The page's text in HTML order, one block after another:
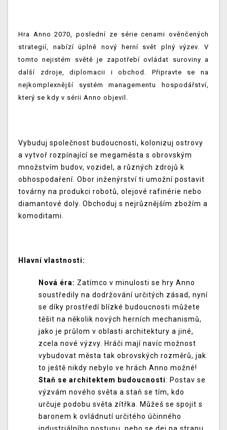
Hra Anno 2070, poslední ze série cenami ověnčených
strategií, nabízí úplně nový herní svět plný výzev. V
tomto nejistém světě je zapotřebí ovládat suroviny a
další zdroje, diplomacii i obchod. Připravte se na
nejkomplexnější systém managementu hospodářství,
který se kdy v sérii Anno objevil.
Vybuduj společnost budoucnosti, kolonizuj ostrovy
a vytvoř rozpínající se megaměsta s obrovským
množstvím budov, vozidel, a různých zdrojů k
obhospodaření. Obor inženýrství ti umožní postavit
továrny na produkci robotů, olejové rafinérie nebo
diamantové doly. Obchoduj s nejrůznějším zbožím a
komoditami.
Hlavní vlastnosti:
Nová éra: Zatímco v minulosti se hry Anno
soustředily na dodržování určitých zásad, nyní
se díky prostředí blízké budoucnosti můžete
těšit na několik nových herních mechanismů,
jako je průlom v oblasti architektury a jiné,
zcela nové výzvy. Hráči mají navíc možnost
vybudovat města tak obrovských rozměrů, jak
to ještě nikdy nebylo ve hrách Anno možné!
Staň se architektem budoucnosti: Postav se
výzvám nového světa a staň se tím, kdo
určuje podobu světa zítřka. Můžeš se spojit s
baronem k ovládnutí určitého účinného